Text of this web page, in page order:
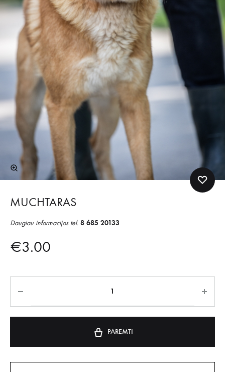
MUCHTARAS
Daugiau informacijos tel. 8 685 20133
€3.00
PAREMTI